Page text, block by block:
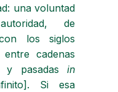
una voluntad
de
los siglos
cadenas
y pasadasin
Si esa